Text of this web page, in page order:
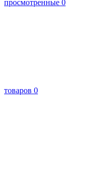
просмотренные 0
товаров 0